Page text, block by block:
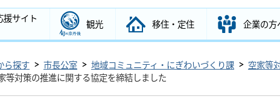
援サイト 観光 移住・定住 企業の方
ら探す 市長公室 地域コミュニティ・にぎわいづくり課
空家等
等対策の推進に関する協定を締結しました